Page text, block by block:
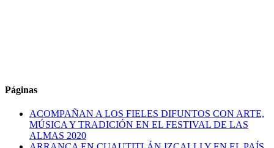
Páginas
ACOMPAÑAN A LOS FIELES DIFUNTOS CON ARTE,
MÚSICA Y TRADICIÓN EN EL FESTIVAL DE LAS
ALMAS 2020